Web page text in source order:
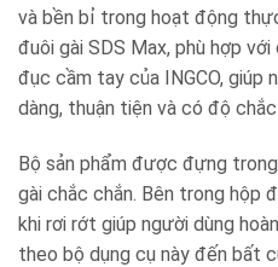
và bền bỉ trong hoạt động
đuôi gài SDS Max, phù hợp
đục cầm tay của INGCO, giúp
dàng, thuận tiện và có độ
Bộ sản phẩm được đựng
gài chắc chắn. Bên trong hộp
khi rơi rớt giúp người dùng
theo bộ dụng cụ này đến bất